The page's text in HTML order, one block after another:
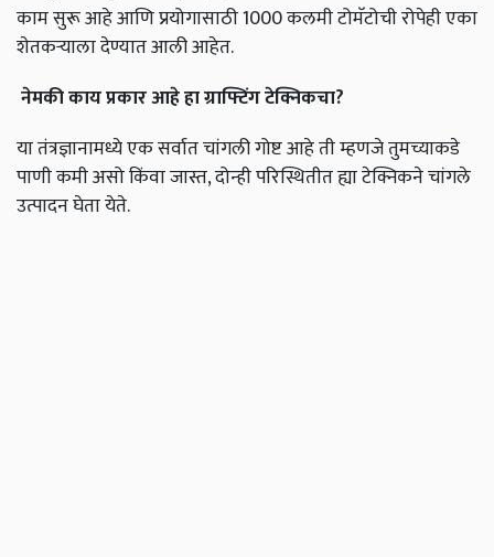
काम सुरू आहे आणि प्रयोगासाठी 1000 कलमी टोमॅटोची रोपेही एका
शेतकऱ्याला देण्यात आली आहेत.
नेमकीकायप्रकारआहेहाग्राफ्टिंगटेक्निकचा?
या तंत्रज्ञानामध्ये एक सर्वात चांगली गोष्ट आहे ती म्हणजे तुमच्याकडे
पाणी कमी असो किंवा जास्त, दोन्ही परिस्थितीत ह्या टेक्निकने चांगले
उत्पादन घेता येते.